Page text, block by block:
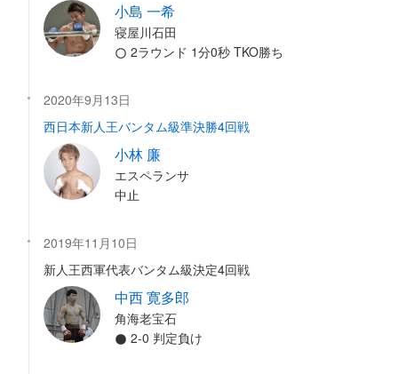
小島 一希
寝屋川石田
2ラウンド 1分0秒 TKO勝ち
2020年9月13日
西日本新人王バンタム級準決勝4回戦
小林 廉
エスペランサ
中止
2019年11月10日
新人王西軍代表バンタム級決定4回戦
中西 寛多郎
角海老宝石
2-0 判定負け